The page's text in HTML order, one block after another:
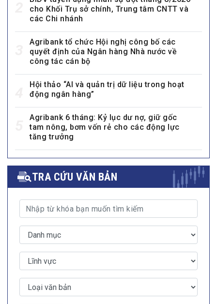
BIDV tuyển dụng nhân sự đợt tháng 8/2026
cho Khối Trụ sở chính, Trung tâm CNTT và
Agribank tổ chức Hội nghị công bố các
quyết định của Ngân hàng Nhà nước về
công tác cán bộ
Hội thảo “AI và quản trị dữ liệu trong hoạt
động ngân hàng”
Agribank 6 tháng: Kỷ lục dư nợ, giữ gốc
tam nông, bơm vốn rẻ cho các động lực
tăng trưởng
TRA CỨU VĂN BẢN